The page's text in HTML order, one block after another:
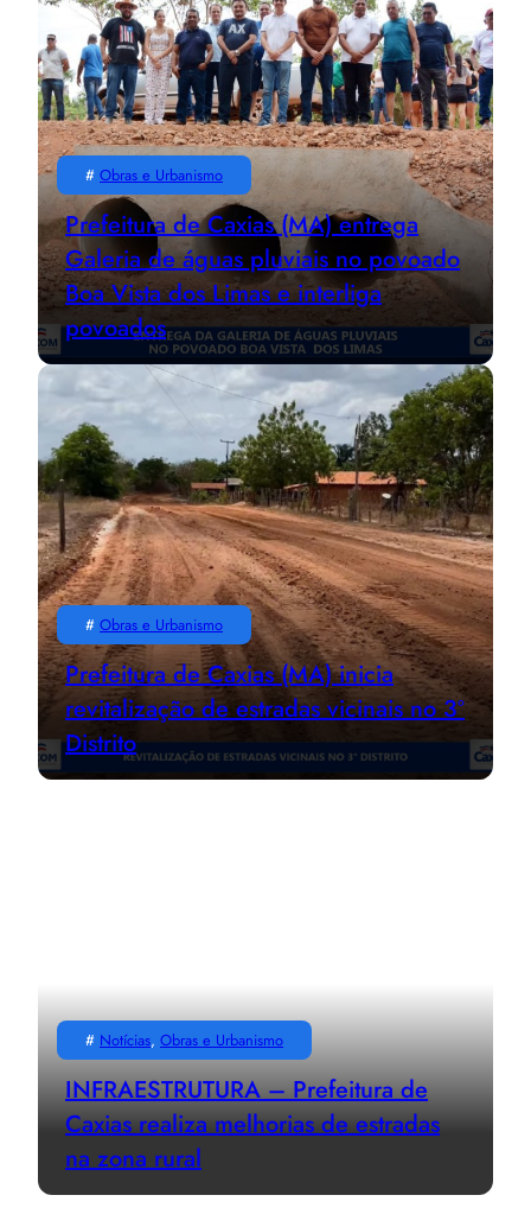
# Obras e Urbanismo
Prefeitura de Caxias (MA) entrega
Galeria de águas pluviais no povoado
Boa Vista dos Limas e interliga
povoados
# Obras e Urbanismo
Prefeitura de Caxias (MA) inicia
revitalização de estradas vicinais no 3º
Distrito
# Notícias, Obras e Urbanismo
INFRAESTRUTURA – Prefeitura de
Caxias realiza melhorias de estradas
na zona rural